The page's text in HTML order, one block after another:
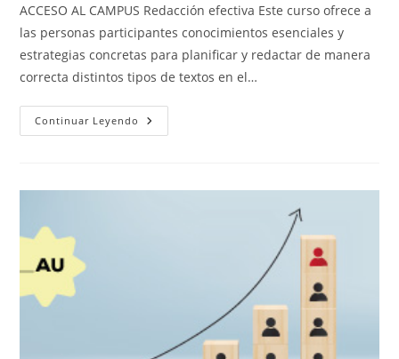
entrada:
ACCESO AL CAMPUS Redacción efectiva Este curso ofrece a
las personas participantes conocimientos esenciales y
estrategias concretas para planificar y redactar de manera
correcta distintos tipos de textos en el…
Continuar Leyendo Redacción
Efectiva